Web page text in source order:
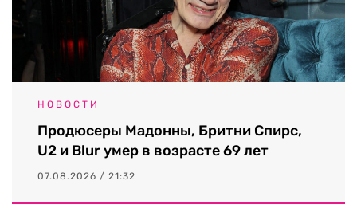
НОВОСТИ
Продюсеры Мадонны, Бритни Спирс,
U2 и Blur умер в возрасте 69 лет
07.08.2026 / 21:32